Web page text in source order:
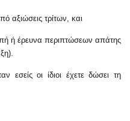
αξιώσεις τρίτων, και
ή έρευνα περιπτώσεων απάτης
εσείς οι ίδιοι έχετε δώσει τη